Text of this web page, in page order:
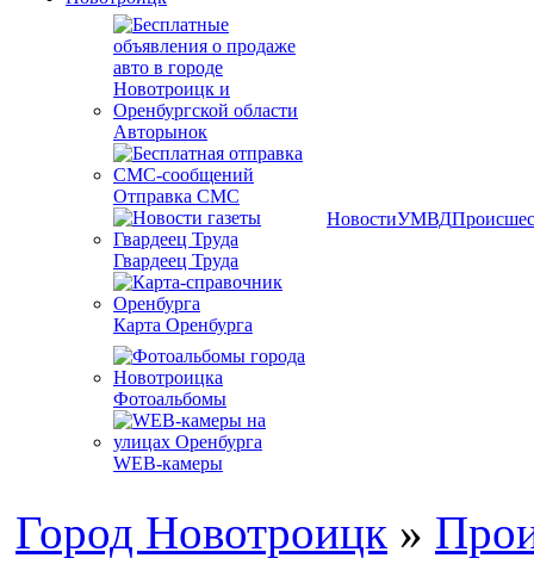
Авторынок
Отправка СМС
Гвардеец Труда
Карта Оренбурга
Фотоальбомы
WEB-камеры
НовостиУМВД
Город Новотроицк »